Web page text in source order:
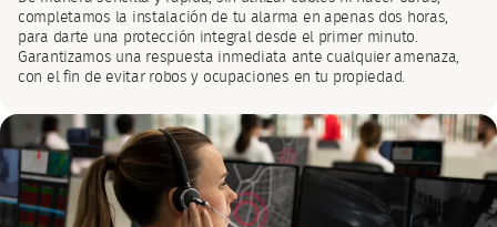
completamos la instalación de tu alarma en apenas dos horas,
para darte una protección integral desde el primer minuto.
Garantizamos una respuesta inmediata ante cualquier amenaza,
con el fin de evitar robos y ocupaciones en tu propiedad.